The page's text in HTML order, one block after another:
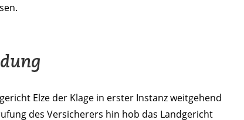
Elze der Klage in erster Instanz weitgehend
des Versicherers hin hob das Landgericht